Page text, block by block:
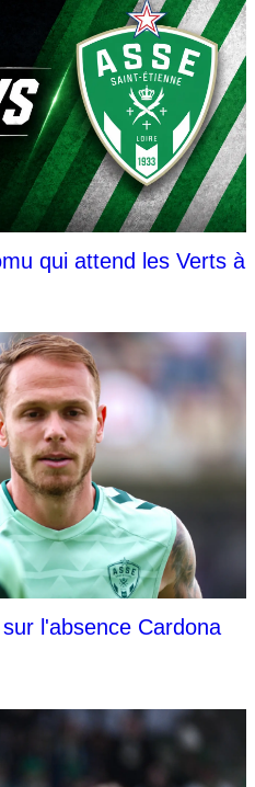
qui attend les Verts à
l'absence Cardona